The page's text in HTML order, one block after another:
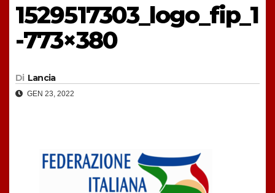
1529517303_logo_fip_1
-773×380
Di Lancia
GEN 23, 2022